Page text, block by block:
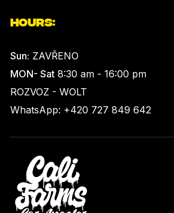
HOURS:
Sun: ZAVŘENO
MON- Sat 8:30 am - 16:00 pm
ROZVOZ - WOLT
WhatsApp: +420 727 849 642